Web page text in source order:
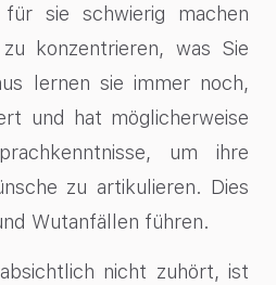
sie schwierig machen
konzentrieren, was Sie
lernen sie immer noch,
und hat möglicherweise
um ihre
zu artikulieren. Dies
Wutanfällen führen.
nicht zuhört, ist